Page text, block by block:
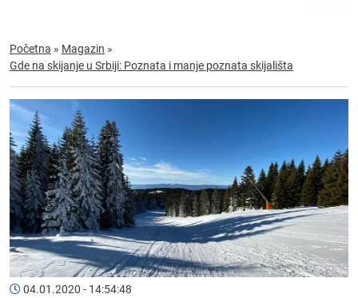
Početna » Magazin »
Gde na skijanje u Srbiji: Poznata i manje poznata skijališta
04.01.2020 - 14:54:48